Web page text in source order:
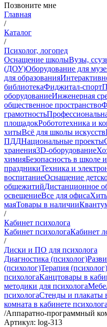
Позвоните мне
Главная
/
Каталог
/
Психолог, логопед
Оснащение школыВузы,
(ДОУ)Оборудование для
для образования
библиотекаФиджитал-спорт
оборудованиеИнженерная
общественное пространство
грамотность
площадокРобототехника и
хитыВсё для школы искусств
ПДДНациональные проекты
хранения3D-оборудование
химияБезопасность в школе
праздникиТехника и
воспитаниеОснащение
общежитийДистанционное
освещениеВсе для офиса
маяТовары в наличии
/
Кабинет психолога
Кабинет психологаКабинет
/
Диски и ПО для психолога
Диагностика (психолог)
(психолог)Терапия (психолог)
психологаКанцтовары в
методики для психолога
психологаСтенды и плакаты
комната в кабинете психолога
/Аппаратно-программный
Артикул: log-313